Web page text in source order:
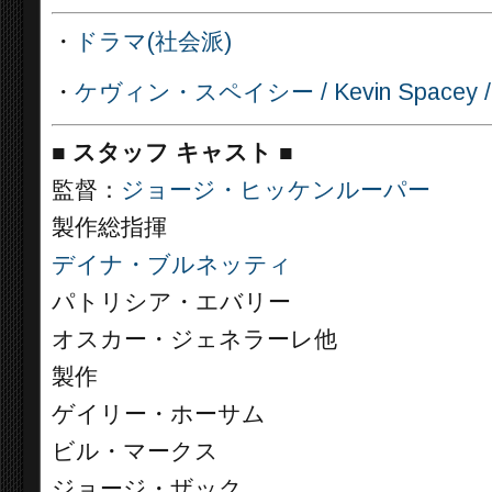
・
ドラマ(社会派)
・ ケヴィン・スペイシー / Kevin Spacey
■ スタッフ キャスト ■
監督： ジョージ・ヒッケンルーパー
製作総指揮
デイナ・ブルネッティ
パトリシア・エバリー
オスカー・ジェネラーレ他
製作
ゲイリー・ホーサム
ビル・マークス